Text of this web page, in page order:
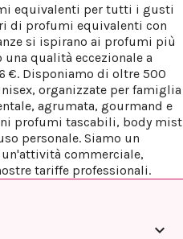
equivalenti per tutti i gusti
di profumi equivalenti con
si ispirano ai profumi più
qualità eccezionale a
€. Disponiamo di oltre 500
organizzate per famiglia
agrumata, gourmand e
profumi tascabili, body mist
personale. Siamo un
commerciale,
tariffe professionali.
